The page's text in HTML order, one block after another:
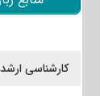
کارشناسی ارشد